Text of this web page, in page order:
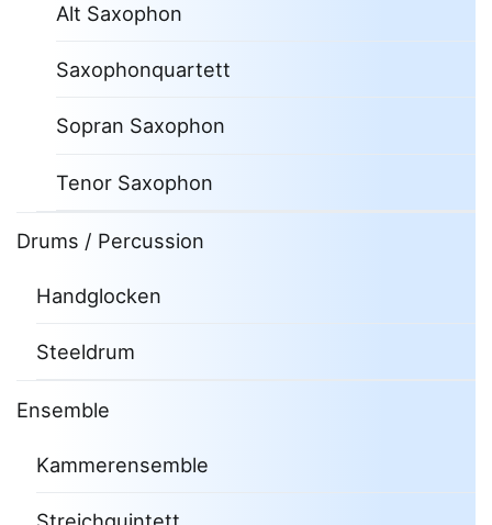
Alt Saxophon
Saxophonquartett
Sopran Saxophon
Tenor Saxophon
Drums / Percussion
Handglocken
Steeldrum
Ensemble
Kammerensemble